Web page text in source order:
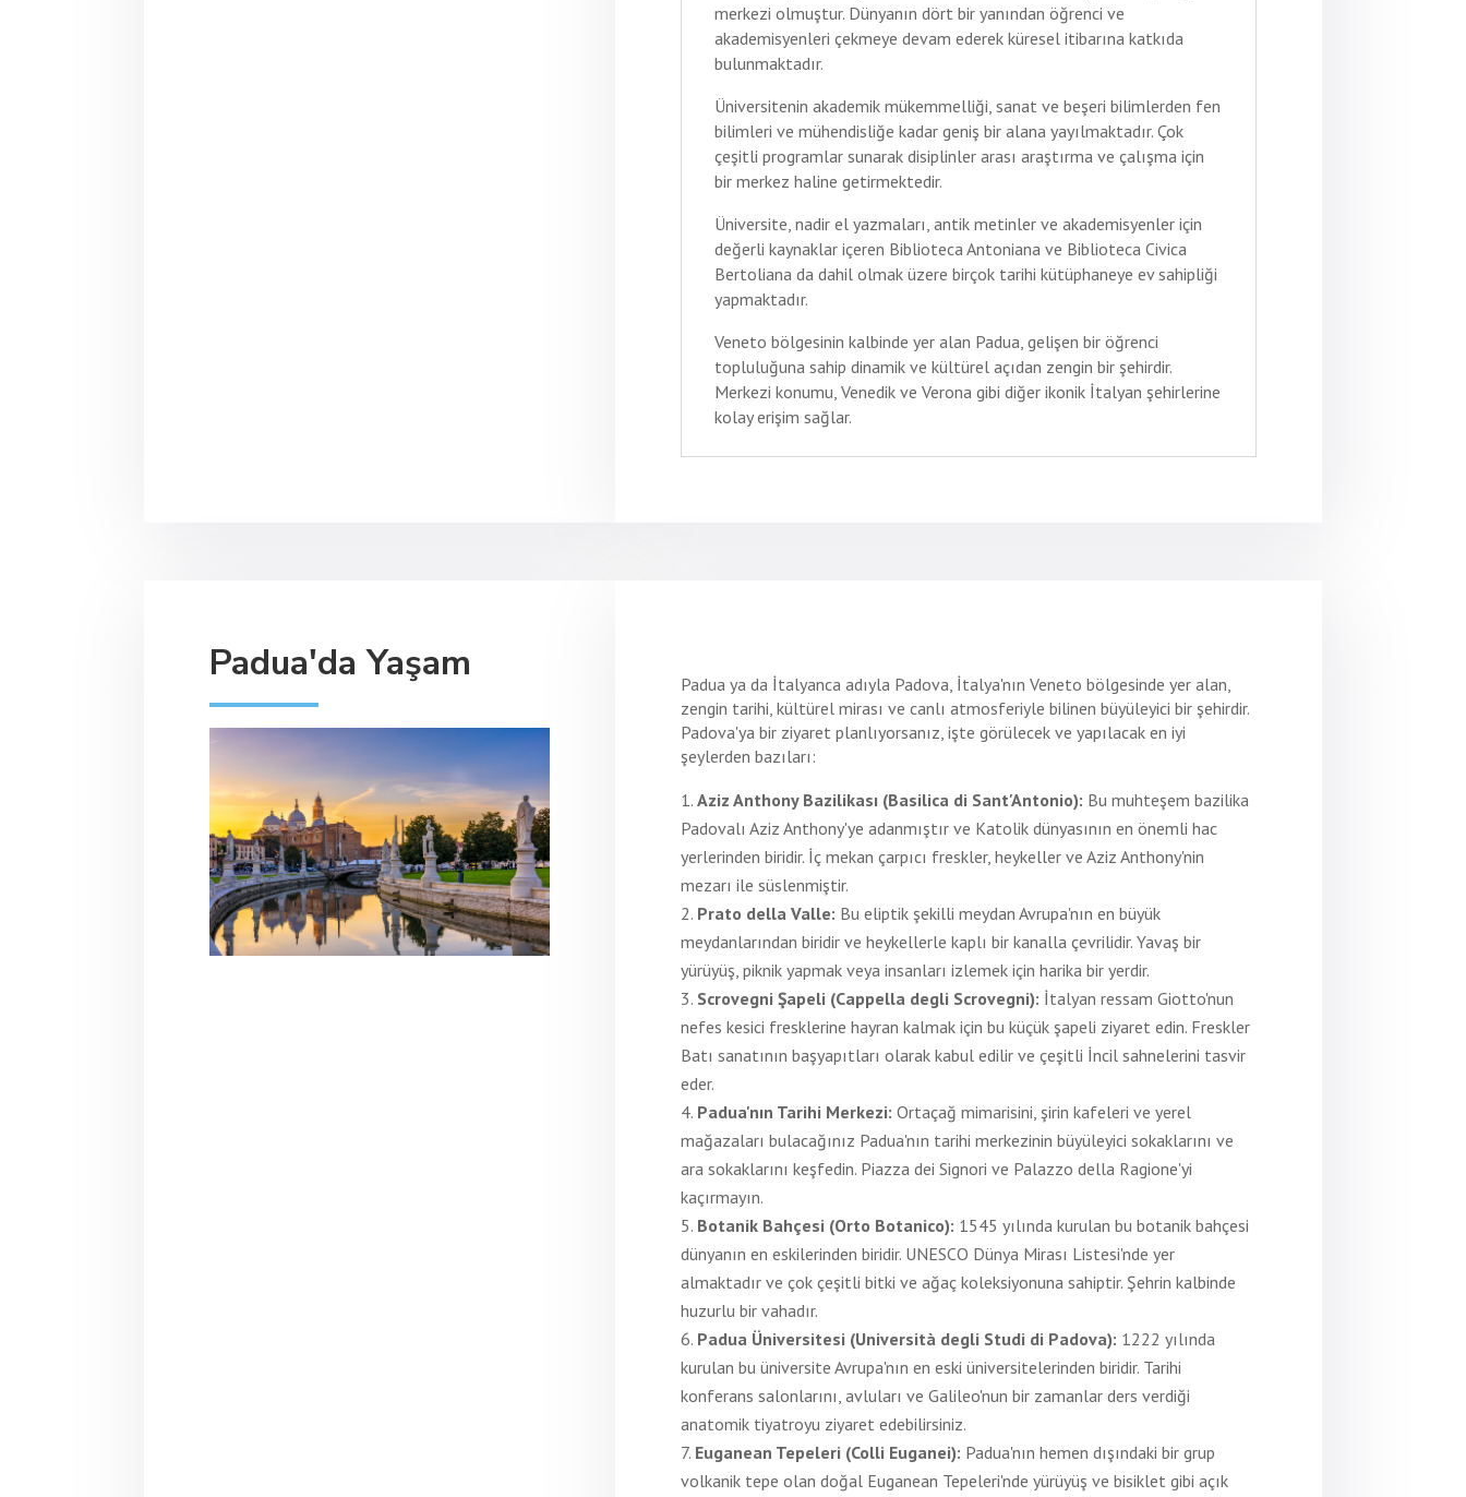
merkezi olmuştur. Dünyanın dört bir yanından öğrenci ve
akademisyenleri çekmeye devam ederek küresel itibarına katkıda
bulunmaktadır.
Üniversitenin akademik mükemmelliği, sanat ve beşeri bilimlerden fen
bilimleri ve mühendisliğe kadar geniş bir alana yayılmaktadır. Çok
çeşitli programlar sunarak disiplinler arası araştırma ve çalışma için
bir merkez haline getirmektedir.
Üniversite, nadir el yazmaları, antik metinler ve akademisyenler için
değerli kaynaklar içeren Biblioteca Antoniana ve Biblioteca Civica
Bertoliana da dahil olmak üzere birçok tarihi kütüphaneye ev sahipliği
yapmaktadır.
Veneto bölgesinin kalbinde yer alan Padua, gelişen bir öğrenci
topluluğuna sahip dinamik ve kültürel açıdan zengin bir şehirdir.
Merkezi konumu, Venedik ve Verona gibi diğer ikonik İtalyan şehirlerine
kolay erişim sağlar.
Padua'da Yaşam
Padua ya da İtalyanca adıyla Padova, İtalya'nın Veneto bölgesinde yer alan,
zengin tarihi, kültürel mirası ve canlı atmosferiyle bilinen büyüleyici bir şehirdir.
Padova'ya bir ziyaret planlıyorsanız, işte görülecek ve yapılacak en iyi
şeylerden bazıları:
Aziz Anthony Bazilikası (Basilica di Sant'Antonio): Bu muhteşem bazilika
Padovalı Aziz Anthony'ye adanmıştır ve Katolik dünyasının en önemli hac
yerlerinden biridir. İç mekan çarpıcı freskler, heykeller ve Aziz Anthony'nin
mezarı ile süslenmiştir.
Prato della Valle: Bu eliptik şekilli meydan Avrupa'nın en büyük
meydanlarından biridir ve heykellerle kaplı bir kanalla çevrilidir. Yavaş bir
yürüyüş, piknik yapmak veya insanları izlemek için harika bir yerdir.
Scrovegni Şapeli (Cappella degli Scrovegni): İtalyan ressam Giotto'nun
nefes kesici fresklerine hayran kalmak için bu küçük şapeli ziyaret edin. Freskler
Batı sanatının başyapıtları olarak kabul edilir ve çeşitli İncil sahnelerini tasvir
eder.
Padua'nın Tarihi Merkezi: Ortaçağ mimarisini, şirin kafeleri ve yerel
mağazaları bulacağınız Padua'nın tarihi merkezinin büyüleyici sokaklarını ve
ara sokaklarını keşfedin. Piazza dei Signori ve Palazzo della Ragione'yi
kaçırmayın.
Botanik Bahçesi (Orto Botanico): 1545 yılında kurulan bu botanik bahçesi
dünyanın en eskilerinden biridir. UNESCO Dünya Mirası Listesi'nde yer
almaktadır ve çok çeşitli bitki ve ağaç koleksiyonuna sahiptir. Şehrin kalbinde
huzurlu bir vahadır.
Padua Üniversitesi (Università degli Studi di Padova): 1222 yılında
kurulan bu üniversite Avrupa'nın en eski üniversitelerinden biridir. Tarihi
konferans salonlarını, avluları ve Galileo'nun bir zamanlar ders verdiği
anatomik tiyatroyu ziyaret edebilirsiniz.
Euganean Tepeleri (Colli Euganei): Padua'nın hemen dışındaki bir grup
volkanik tepe olan doğal Euganean Tepeleri'nde yürüyüş ve bisiklet gibi açık